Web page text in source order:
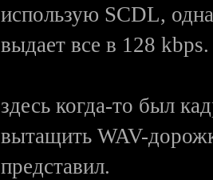
использую SCDL,
выдает все в 128 kbps.
здесь когда-то был
вытащить WAV-
представил.